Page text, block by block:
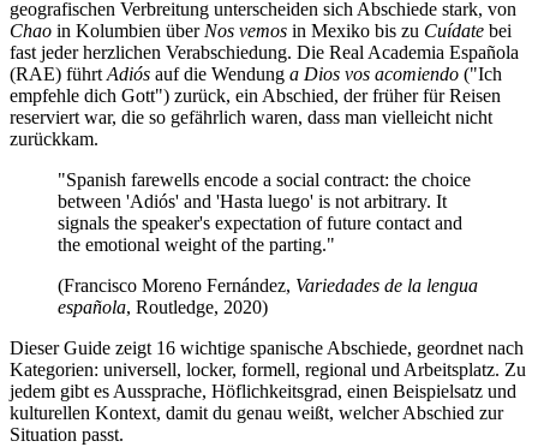
geografischen Verbreitung unterscheiden sich Abschiede stark, von
Chao in Kolumbien überNos vemos in Mexiko bis zu Cuídate bei
fast jeder herzlichen Verabschiedung. Die Real Academia Española
(RAE) führtAdiós auf die Wendung a Dios vos acomiendo ("Ich
empfehle dich Gott") zurück, ein Abschied, der früher für Reisen
reserviert war, die so gefährlich waren, dass man vielleicht nicht
zurückkam.
"Spanish farewells encode a social contract: the choice
between 'Adiós' and 'Hasta luego' is not arbitrary. It
signals the speaker's expectation of future contact and
the emotional weight of the parting."
(Francisco Moreno Fernández, Variedades de la lengua
española, Routledge, 2020)
Dieser Guide zeigt 16 wichtige spanische Abschiede, geordnet nach
Kategorien: universell, locker, formell, regional und Arbeitsplatz. Zu
jedem gibt es Aussprache, Höflichkeitsgrad, einen Beispielsatz und
kulturellen Kontext, damit du genau weißt, welcher Abschied zur
Situation passt.